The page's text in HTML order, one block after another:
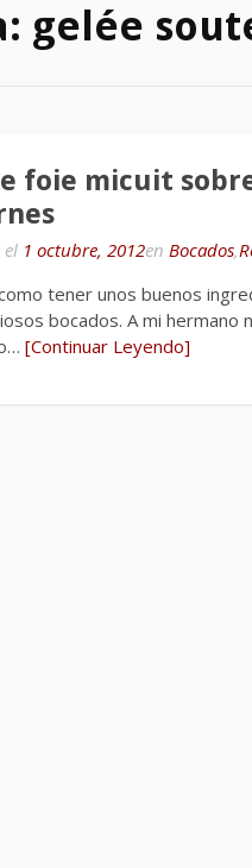
gelée
foie micuit
el 1 octubre, 2012en Bocados,
tener unos buenos
bocados. A mi hermano
[Continuar Leyendo]